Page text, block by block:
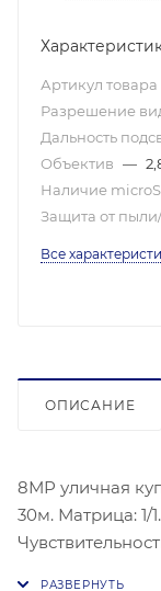
Артикул товара
Разрешение
Дальность
Объектив —
Наличие
Защита от
Все
ОПИСАНИЕ
8МР уличная
30м. Матрица: 1/